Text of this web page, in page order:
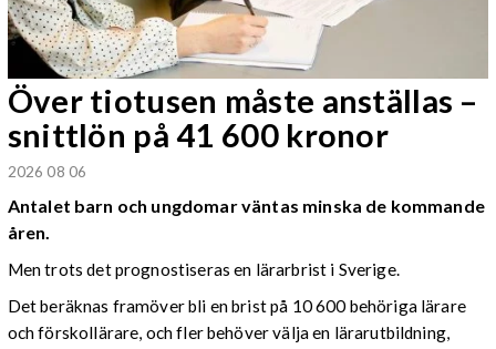
Över tiotusen måste anställas –
snittlön på 41 600 kronor
2026 08 06
Antalet barn och ungdomar väntas minska de kommande
åren.
Men trots det prognostiseras en lärarbrist i Sverige.
Det beräknas framöver bli en brist på 10 600 behöriga lärare
och förskollärare, och fler behöver välja en lärarutbildning,